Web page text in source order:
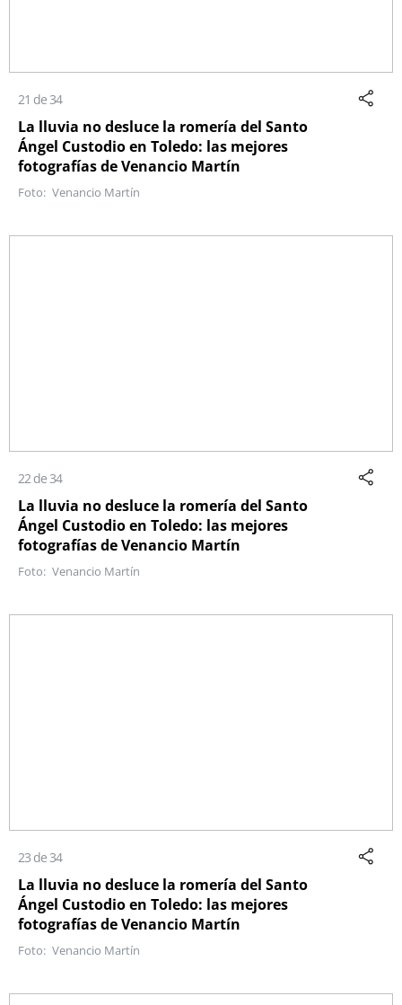
21 de 34
La lluvia no desluce la romería del Santo
Ángel Custodio en Toledo: las mejores
fotografías de Venancio Martín
Venancio Martín
22 de 34
La lluvia no desluce la romería del Santo
Ángel Custodio en Toledo: las mejores
fotografías de Venancio Martín
Venancio Martín
23 de 34
La lluvia no desluce la romería del Santo
Ángel Custodio en Toledo: las mejores
fotografías de Venancio Martín
Venancio Martín